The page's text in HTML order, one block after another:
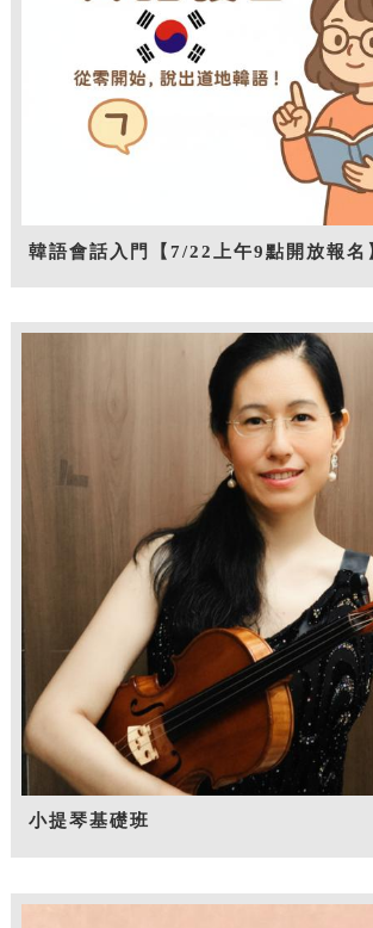
韓語會話入門【7/22上午9點開放報名
小提琴基礎班